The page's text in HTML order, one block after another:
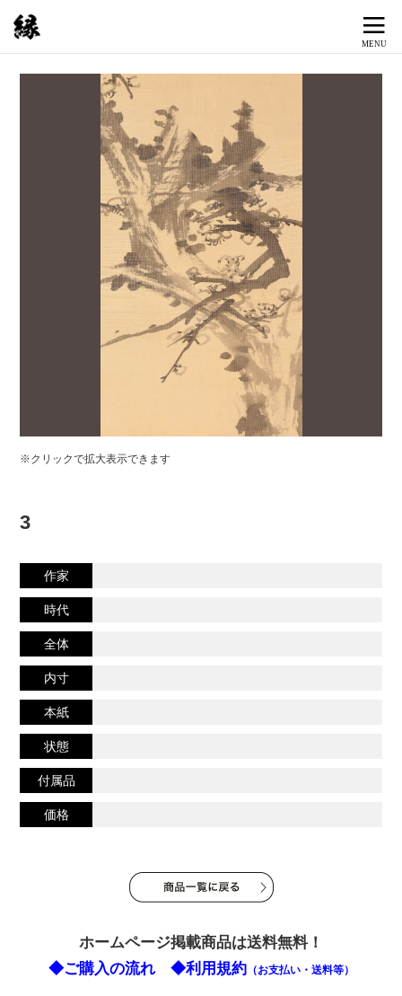
※クリックで拡大表示できます
3
作家
時代
全体
内寸
本紙
状態
付属品
価格
ホームページ掲載商品は送料無料！
◆ご購入の流れ
◆利用規約 （お支払い・送料等）